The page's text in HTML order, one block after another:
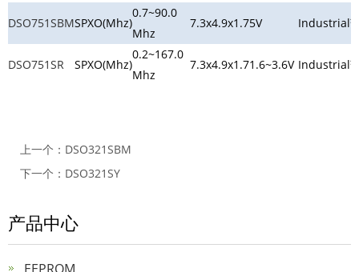
DSO751SBMSPXO(Mhz)
0.7~90.0
Mhz
7.3x4.9x1.75V Industrial
DSO751SR SPXO(Mhz)
0.2~167.0
Mhz
7.3x4.9x1.71.6~3.6V Industrial
上一个： DSO321SBM
下一个： DSO321SY
产品中心